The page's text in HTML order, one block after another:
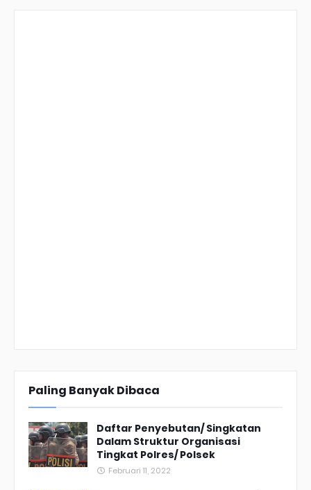
Paling Banyak Dibaca
Daftar Penyebutan/ Singkatan
Dalam Struktur Organisasi
Tingkat Polres/ Polsek
Februari 11, 2022